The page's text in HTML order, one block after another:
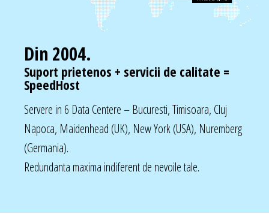
Din 2004.
Suport prietenos + servicii de calitate =
SpeedHost
Servere in 6 Data Centere – Bucuresti, Timisoara, Cluj
Napoca, Maidenhead (UK), New York (USA), Nuremberg
(Germania).
Redundanta maxima indiferent de nevoile tale.